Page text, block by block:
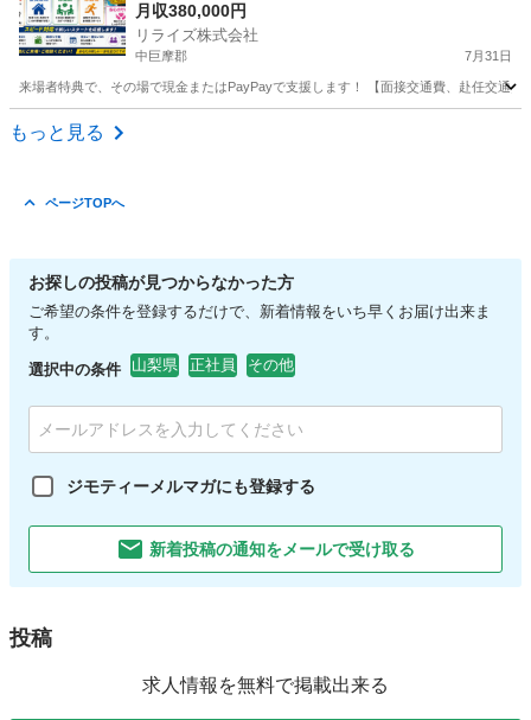
む場所に困ってる方必見の案件です！簡単な電子
部品の製造・加工のお仕事♪
月収380,000円
リライズ株式会社
中巨摩郡 7月31日
来場者特典で、その場で現金またはPayPayで支援します！ 【面接交通費、赴任交通
山梨 中巨摩郡
もっと見る
ページTOPへ
お探しの投稿が見つからなかった方
ご希望の条件を登録するだけで、新着情報をいち早くお届け出来ま
す。
選択中の条件 山梨県 正社員 その他
ジモティーメルマガにも登録する
新着投稿の通知をメールで受け取る
投稿
求人情報を無料で掲載出来る